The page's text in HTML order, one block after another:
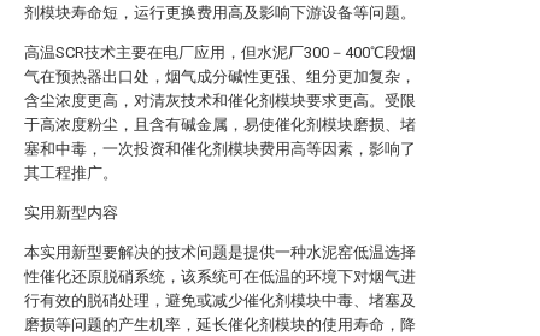
剂模块寿命短，运行更换费用高及影响下游设备等问题。
高温SCR技术主要在电厂应用，但水泥厂300－400℃段烟
气在预热器出口处，烟气成分碱性更强、组分更加复杂，
含尘浓度更高，对清灰技术和催化剂模块要求更高。受限
于高浓度粉尘，且含有碱金属，易使催化剂模块磨损、堵
塞和中毒，一次投资和催化剂模块费用高等因素，影响了
其工程推广。
实用新型内容
本实用新型要解决的技术问题是提供一种水泥窑低温选择
性催化还原脱硝系统，该系统可在低温的环境下对烟气进
行有效的脱硝处理，避免或减少催化剂模块中毒、堵塞及
磨损等问题的产生机率，延长催化剂模块的使用寿命，降